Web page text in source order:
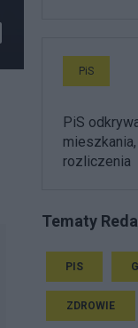
PiS
PiS
rozliczenia
Tematy
PIS
ZDROWIE